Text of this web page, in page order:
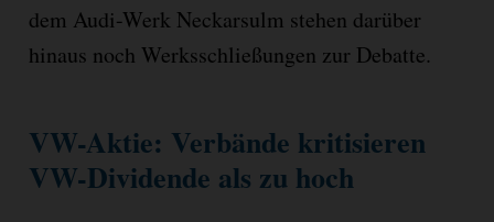
dem Audi-Werk Neckarsulm stehen darüber
hinaus noch Werksschließungen zur Debatte.
VW-Aktie: Verbände kritisieren
VW-Dividende als zu hoch